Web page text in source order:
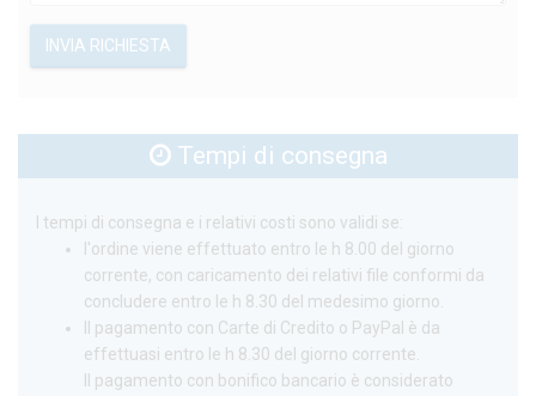
INVIA RICHIESTA
Tempi di consegna
I tempi di consegna e i relativi costi sono validi se:
l'ordine viene effettuato entro le h 8.00 del giorno
corrente, con caricamento dei relativi file conformi da
concludere entro le h 8.30 del medesimo giorno.
Il pagamento con Carte di Credito o PayPal è da
effettuasi entro le h 8.30 del giorno corrente.
Il pagamento con bonifico bancario è considerato